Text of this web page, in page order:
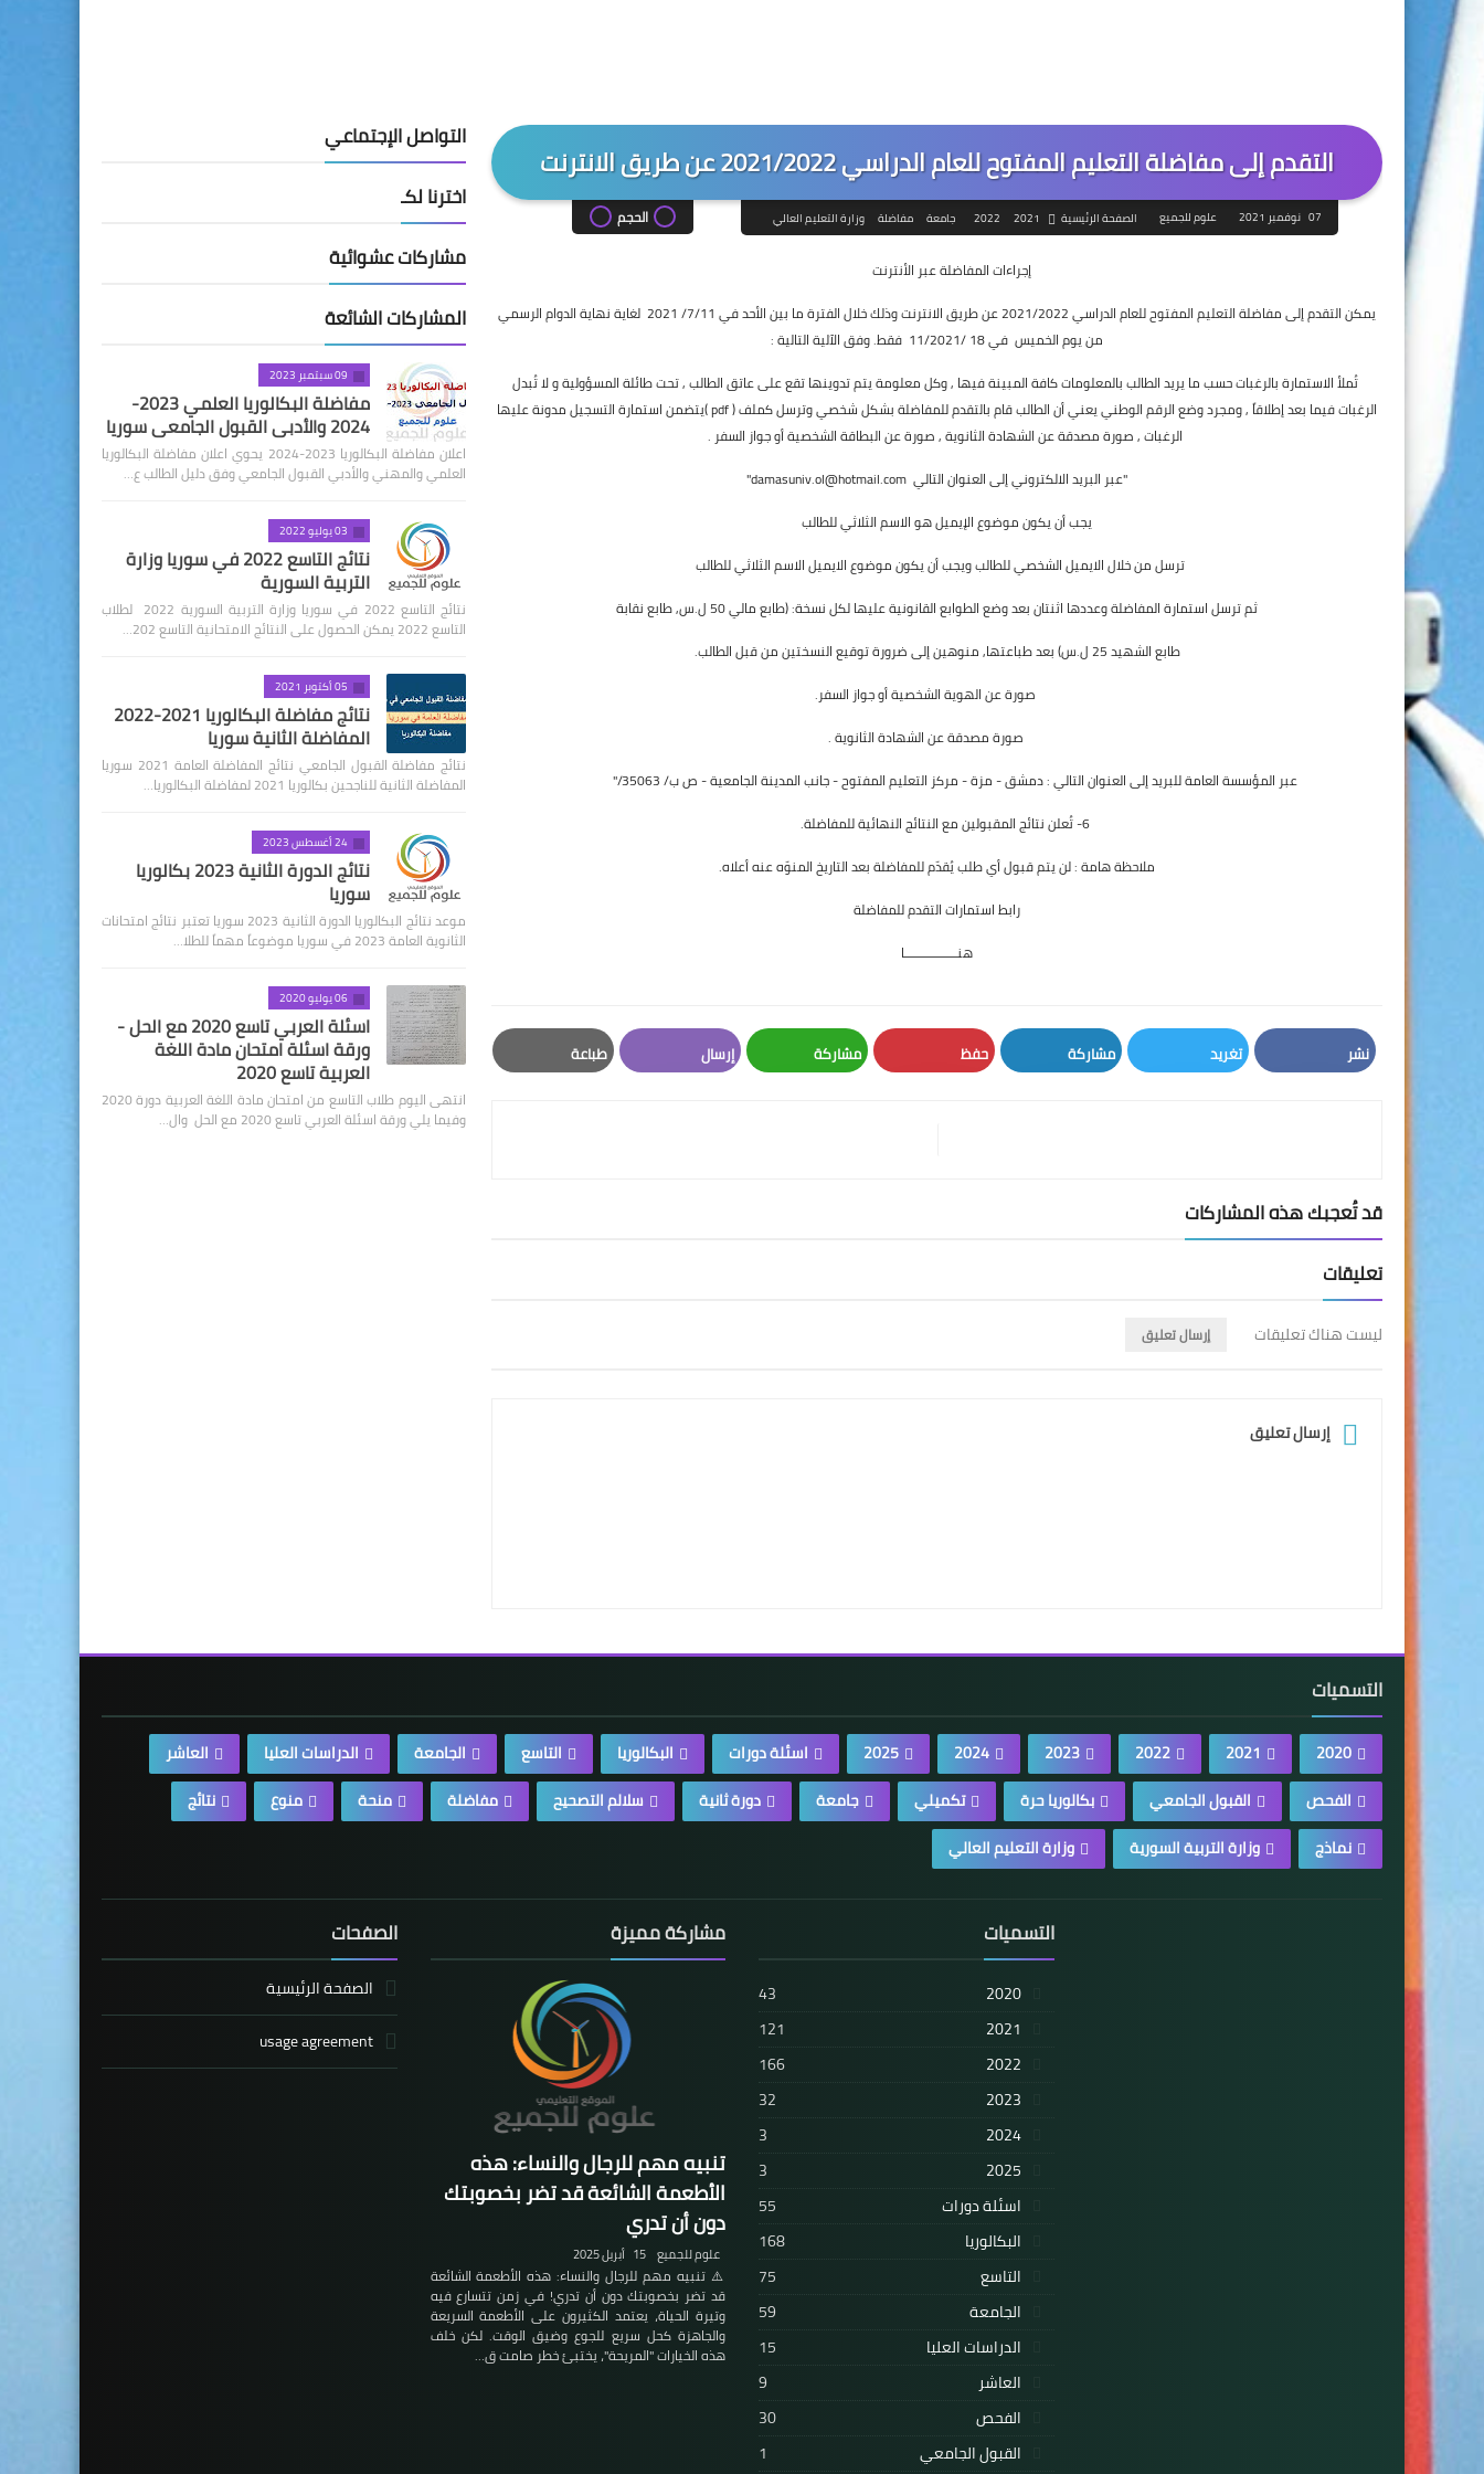
التقدم إلى مفاضلة التعليم المفتوح للعام الدراسي 2021/2022 عن طريق الانترنت
07 نوفمبر 2021 علوم للجميع الصفحة الرئيسية 2021
2022 جامعة مفاضلة وزارة التعليم العالي الحجم
إجراءات المفاضلة عبر الأنترنت
يمكن التقدم إلى مفاضلة التعليم المفتوح للعام الدراسي 2021/2022 عن طريق الانترنت وذلك خلال الفترة ما بين الأحد في 7/11/ 2021 لغاية نهاية الدوام الرسمي
من يوم الخميس في 18 /11/2021 فقط. وفق الآلية التالية :
تُملأ الاستمارة بالرغبات حسب ما يريد الطالب بالمعلومات كافة المبينة فيها , وكل معلومة يتم تدوينها تقع على عاتق الطالب , تحت طائلة المسؤولية و لا تُبدل
الرغبات فيما بعد إطلاقاً , ومجرد وضع الرقم الوطني يعني أن الطالب قام بالتقدم للمفاضلة بشكل شخصي وترسل كملف ( pdf )يتضمن استمارة التسجيل مدونة عليها
الرغبات , صورة مصدقة عن الشهادة الثانوية , صورة عن البطاقة الشخصية أو جواز السفر .
"عبر البريد الالكتروني إلى العنوان التالي damasuniv.ol@hotmail.com"
يجب أن يكون موضوع الإيميل هو الاسم الثلاثي للطالب
ترسل من خلال الايميل الشخصي للطالب ويجب أن يكون موضوع الايميل الاسم الثلاثي للطالب
ثم ترسل استمارة المفاضلة وعددها اثنتان بعد وضع الطوابع القانونية عليها لكل نسخة: (طابع مالي 50 ل.س, طابع نقابة
طابع الشهيد 25 ل.س) بعد طباعتها, منوهين إلى ضرورة توقيع النسختين من قبل الطالب.
صورة عن الهوية الشخصية أو جواز السفر.
صورة مصدقة عن الشهادة الثانوية .
عبر المؤسسة العامة للبريد إلى العنوان التالي : دمشق - مزة - مركز التعليم المفتوح - جانب المدينة الجامعية - ص ب/ 35063/"
ملاحظة هامة : لن يتم قبول أي طلب يُقدّم للمفاضلة بعد التاريخ المنوّه عنه أعلاه.
رابط استمارات التقدم للمفاضلة
هنــــــــــــــــا
نشر تغريد مشاركة حفظ مشاركة إرسال طباعة
قد تُعجبك هذه المشاركات
تعليقات
ليست هناك تعليقات إرسال تعليق
إرسال تعليق
التواصل الإجتماعي
اخترنا لكـ
مشاركات عشوائية
المشاركات الشائعة
09 سبتمبر 2023
مفاضلة البكالوريا العلمي 2023-
2024 والأدبي القبول الجامعي سوريا
اعلان مفاضلة البكالوريا 2023-2024 يحوي اعلان مفاضلة البكالوريا
العلمي والمهني والأدبي القبول الجامعي وفق دليل الطالب ع…
03 يوليو 2022
نتائج التاسع 2022 في سوريا وزارة
التربية السورية
نتائج التاسع 2022 في سوريا وزارة التربية السورية 2022 لطلاب
التاسع 2022 يمكن الحصول على النتائج الامتحانية التاسع 202…
05 أكتوبر 2021
نتائج مفاضلة البكالوريا 2021-2022
المفاضلة الثانية سوريا
نتائج مفاضلة القبول الجامعي نتائج المفاضلة العامة 2021 سوريا
المفاضلة الثانية للناجحين بكالوريا 2021 لمفاضلة البكالوريا…
24 أغسطس 2023
نتائج الدورة الثانية 2023 بكالوريا
سوريا
موعد نتائج البكالوريا الدورة الثانية 2023 سوريا تعتبر نتائج امتحانات
الثانوية العامة 2023 في سوريا موضوعاً مهماً للطلا…
06 يوليو 2020
اسئلة العربي تاسع 2020 مع الحل -
ورقة اسئلة امتحان مادة اللغة
العربية تاسع 2020
انتهى اليوم طلاب التاسع من امتحان مادة اللغة العربية دورة 2020
وفيما يلي ورقة اسئلة العربي تاسع 2020 مع الحل وال…
التسميات
2020
2021
2022
2023
2024
2025 اسئلة دورات البكالوريا التاسع الجامعة الدراسات العليا
العاشر
الفحص
القبول الجامعي بكالوريا حرة تكميلي جامعة دورة ثانية سلالم التصحيح مفاضلة منحة منوع
نتائج
نماذج
وزارة التربية السورية وزارة التعليم العالي
التسميات
2020
43
2021
121
2022
166
2023
32
2024
3
2025
3
اسئلة دورات
55
البكالوريا
168
التاسع
75
الجامعة
59
الدراسات العليا
15
العاشر
9
الفحص
30
القبول الجامعي
1
مشاركة مميزة
تنبيه مهم للرجال والنساء: هذه
الأطعمة الشائعة قد تضر بخصوبتك
دون أن تدري
علوم للجميع 15 أبريل 2025
⚠️ تنبيه مهم للرجال والنساء: هذه الأطعمة الشائعة
قد تضر بخصوبتك دون أن تدري! في زمن تتسارع فيه
وتيرة الحياة، يعتمد الكثيرون على الأطعمة السريعة
والجاهزة كحل سريع للجوع وضيق الوقت. لكن خلف
هذه الخيارات "المريحة"، يختبئ خطر صامت ق…
الصفحات
الصفحة الرئيسية
usage agreement